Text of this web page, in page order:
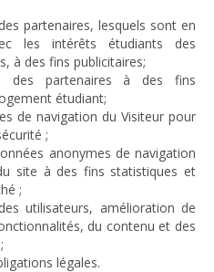
partenaires, lesquels sont en
les intérêts étudiants des
à des fins publicitaires;
des partenaires à des fins
étudiant;
de navigation du Visiteur pour
;
anonymes de navigation
site à des fins statistiques et
;
utilisateurs, amélioration de
du contenu et des
légales.